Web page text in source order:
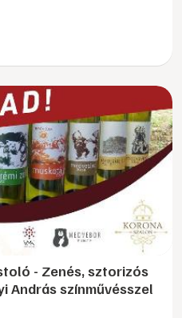
- Zenés, sztorizós
András színművésszel